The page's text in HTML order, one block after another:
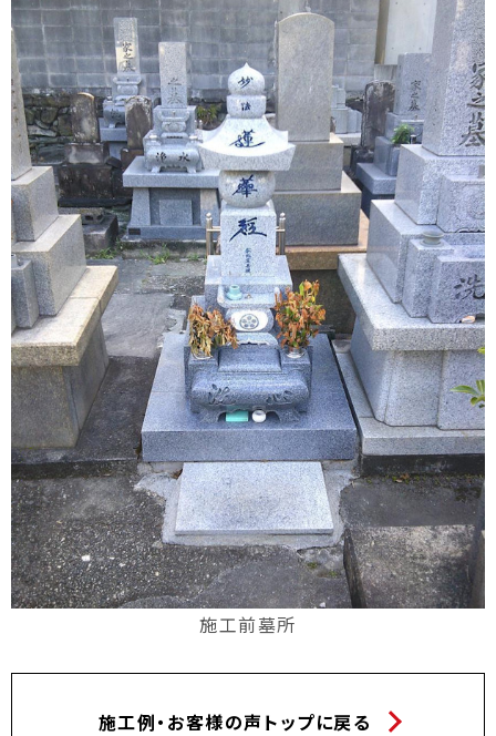
施工前墓所
施工例・お客様の声トップに戻る